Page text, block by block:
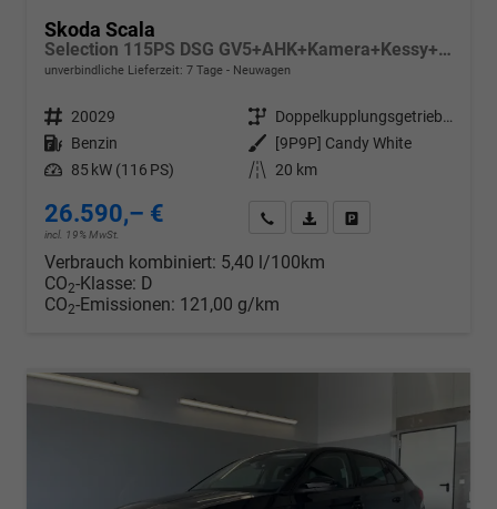
Skoda Scala
Selection 115PS DSG GV5+AHK+Kamera+Kessy+PDC+Sitzheiz+Alu16+Climatronic
unverbindliche Lieferzeit: 7 Tage Neuwagen
Fahrzeugnr. 20029 Getriebe
Doppelkupplungsgetriebe (DSG)
Kraftstoff Benzin Außenfarbe
[9P9P] Candy White
Leistung 85 kW (116 PS) Kilometerstand 20 km
26.590,– €
incl. 19% MwSt.
Wir rufen Sie anPDF-Datei, Fahrzeugexposé
Verbrauch kombiniert: 5,40 l/100km
CO2-Klasse: D
CO2-Emissionen: 121,00 g/km